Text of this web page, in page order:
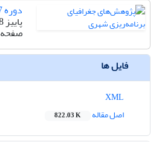
دوره 7، شماره 3
پاییز 1398
صفحه
فایل ها
اصل مقاله
822.03 K